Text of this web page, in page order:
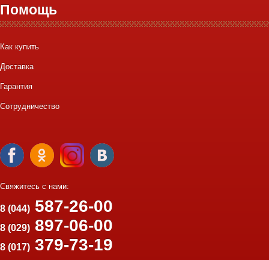
Помощь
Как купить
Доставка
Гарантия
Сотрудничество
Свяжитесь с нами:
8 (044) 587-26-00
8 (029) 897-06-00
8 (017) 379-73-19